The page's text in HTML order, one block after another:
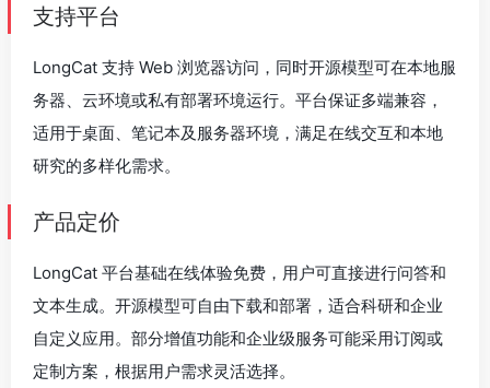
支持平台
LongCat 支持 Web 浏览器访问，同时开源模型可在本地服
务器、云环境或私有部署环境运行。平台保证多端兼容，
适用于桌面、笔记本及服务器环境，满足在线交互和本地
研究的多样化需求。
产品定价
LongCat 平台基础在线体验免费，用户可直接进行问答和
文本生成。开源模型可自由下载和部署，适合科研和企业
自定义应用。部分增值功能和企业级服务可能采用订阅或
定制方案，根据用户需求灵活选择。